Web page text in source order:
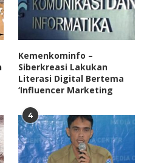
Kemenkominfo –
Siberkreasi Lakukan
Literasi Digital Bertema
‘Influencer Marketing
4